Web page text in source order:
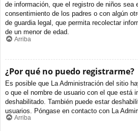
de información, que el registro de niños sea
consentimiento de los padres o con algún
de guardia legal, que permita recolectar
de un menor de edad.
Arriba
¿Por qué no puedo registrarme?
Es posible que La Administración del sitio
o que el nombre de usuario con el que está
deshabilitado. También puede estar
usuarios. Póngase en contacto con La
Arriba